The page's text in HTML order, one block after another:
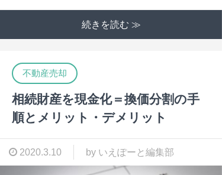
続きを読む ≫
不動産売却
相続財産を現金化＝換価分割の手
順とメリット・デメリット
2020.3.10 by いえぽーと編集部